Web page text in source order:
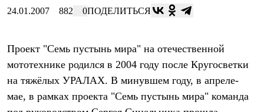
Комбинезоны
Штормовая одежда
Куртки
Софтшелл одежда
Куртки
Брюки
24.01.2007 882 0ПОДЕЛИТЬСЯ
Проект "Семь пустынь мира" на отечественной
мототехнике родился в 2004 году после Кругосветки
на тяжёлых УРАЛАХ. В минувшем году, в апреле-
мае, в рамках проекта "Семь пустынь мира" команда